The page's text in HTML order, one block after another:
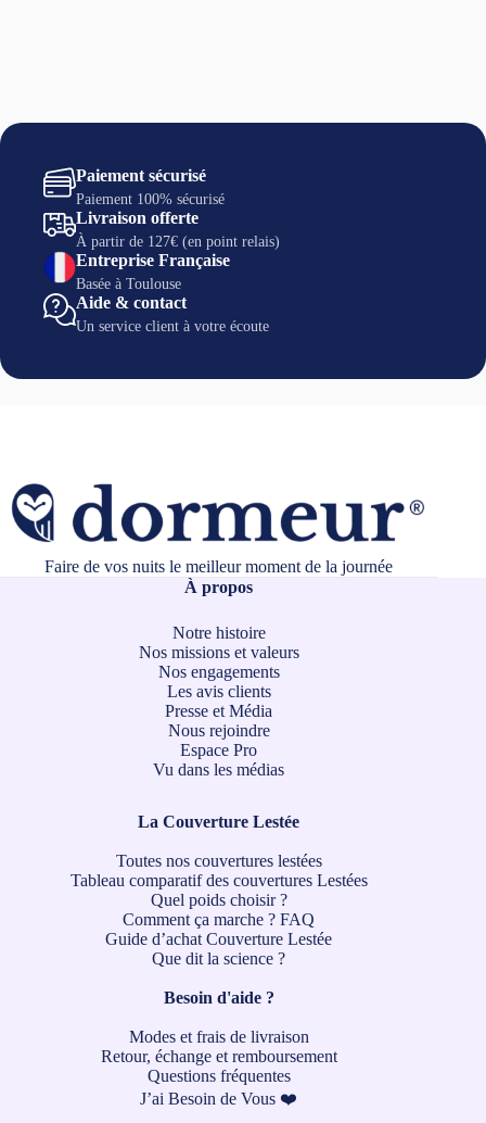
Paiement sécurisé
Paiement 100% sécurisé
Livraison offerte
À partir de 127€ (en point relais)
Entreprise Française
Basée à Toulouse
Aide & contact
Un service client à votre écoute
Faire de vos nuits le meilleur moment de la journée
À propos
Notre histoire
Nos missions et valeurs
Nos engagements
Les avis clients
Presse et Média
Nous rejoindre
Espace Pro
Vu dans les médias
La Couverture Lestée
Toutes nos couvertures lestées
Tableau comparatif des couvertures Lestées
Quel poids choisir ?
Comment ça marche ? FAQ
Guide d’achat Couverture Lestée
Que dit la science ?
Besoin d'aide ?
Modes et frais de livraison
Retour, échange et remboursement
Questions fréquentes
J’ai Besoin de Vous ❤️